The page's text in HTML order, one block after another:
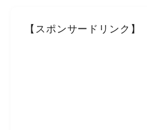
【スポンサードリンク】